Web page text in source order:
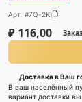
Арт. #7Q-2K
₽ 116,00
Доставка в Ваш
В ваш населённый
вариант доставки